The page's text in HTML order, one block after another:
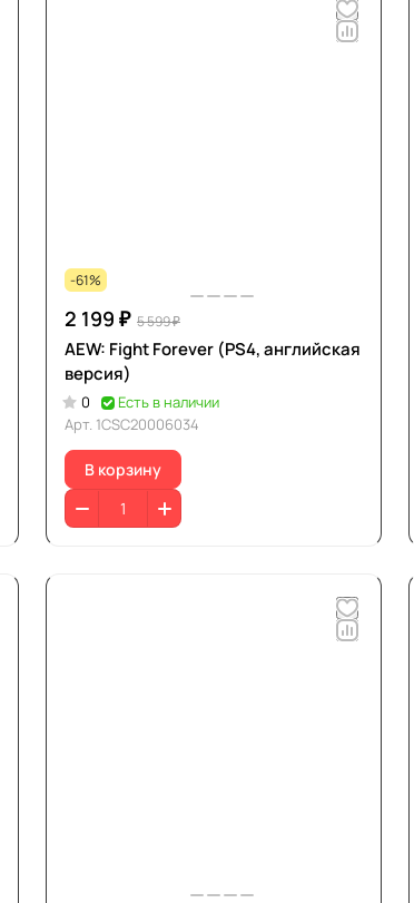
-61%
2 199 ₽ 5 599 ₽
AEW: Fight Forever (PS4, английская
версия)
0
Есть в наличии
Арт. 1CSC20006034
В корзину